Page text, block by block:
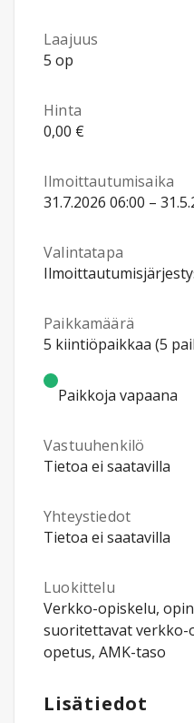
Laajuus
5 op
Hinta
0,00 €
Ilmoittautumisaika
31.7.2026 06:00 –
Valintatapa
Paikkamäärä
5 kiintiöpaikkaa (5
Paikkoja vapaana
Vastuuhenkilö
Tietoa ei saatavilla
Yhteystiedot
Tietoa ei saatavilla
Luokittelu
Verkko-opiskelu,
suoritettavat verkko-
opetus, AMK-taso
Lisätiedot